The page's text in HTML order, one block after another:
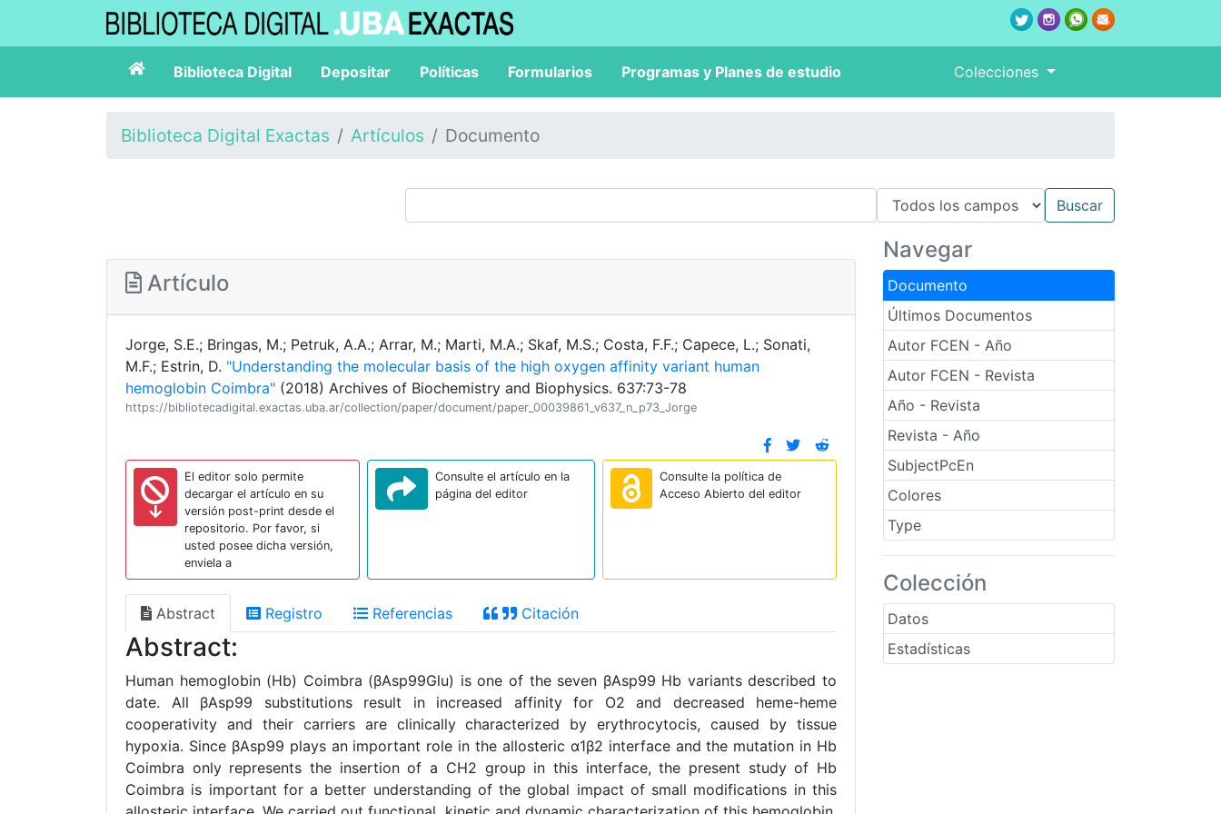
Biblioteca Digital Depositar Políticas Formularios Programas y Planes de estudio Colecciones
Biblioteca Digital Exactas Artículos Documento
Navegar
Documento
Últimos Documentos
Autor FCEN - Año
Autor FCEN - Revista
Año - Revista
Revista - Año
SubjectPcEn
Colores
Type
Colección
Datos
Estadísticas
Artículo
Jorge, S.E.; Bringas, M.; Petruk, A.A.; Arrar, M.; Marti, M.A.; Skaf, M.S.; Costa, F.F.; Capece, L.; Sonati,
M.F.; Estrin, D. "Understanding the molecular basis of the high oxygen affinity variant human
hemoglobin Coimbra" (2018) Archives of Biochemistry and Biophysics. 637:73-78
https://bibliotecadigital.exactas.uba.ar/collection/paper/document/paper_00039861_v637_n_p73_Jorge
El editor solo permite
decargar el artículo en su
versión post-print desde el
repositorio. Por favor, si
usted posee dicha versión,
enviela a
Consulte el artículo en la
página del editor
Consulte la política de
Acceso Abierto del editor
Abstract Registro Referencias Citación
Abstract:
Human hemoglobin (Hb) Coimbra (βAsp99Glu) is one of the seven βAsp99 Hb variants described to
date. All βAsp99 substitutions result in increased affinity for O2 and decreased heme-heme
cooperativity and their carriers are clinically characterized by erythrocytocis, caused by tissue
hypoxia. Since βAsp99 plays an important role in the allosteric α1β2 interface and the mutation in Hb
Coimbra only represents the insertion of a CH2 group in this interface, the present study of Hb
Coimbra is important for a better understanding of the global impact of small modifications in this